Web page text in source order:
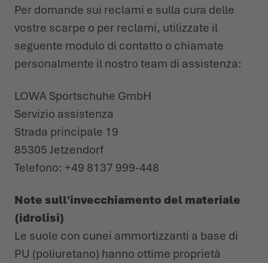
Per domande sui reclami e sulla cura delle
vostre scarpe o per reclami, utilizzate il
seguente modulo di contatto o chiamate
personalmente il nostro team di assistenza:
LOWA Sportschuhe GmbH
Servizio assistenza
Strada principale 19
85305 Jetzendorf
Telefono: +49 8137 999-448
Note sull'invecchiamento del materiale
(idrolisi)
Le suole con cunei ammortizzanti a base di
PU (poliuretano) hanno ottime proprietà